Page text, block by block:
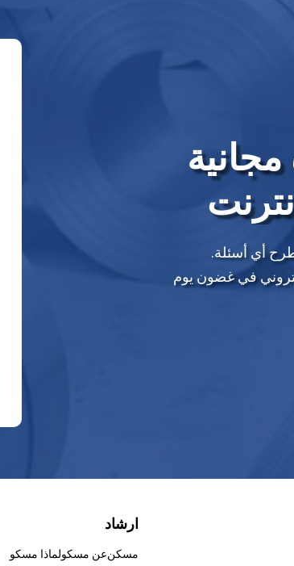
أي أسئلة.
في غضون يوم
ارشاد
مسكنعن مسكولماذا مسكو